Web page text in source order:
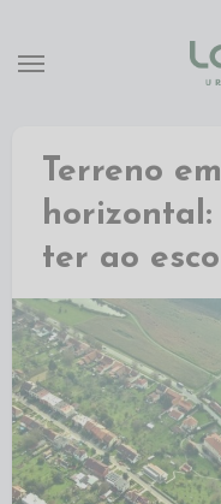
Terreno
horizontal:
ter ao